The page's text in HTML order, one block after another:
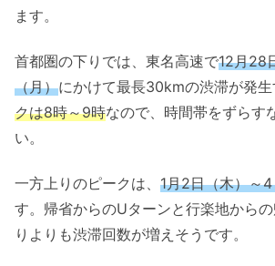
ます。
首都圏の下りでは、東名高速で12月28
（月）にかけて最長30kmの渋滞が発生
クは8時～9時なので、時間帯をずらす
い。
一方上りのピークは、 1月2日（木）～
す。帰省からのUターンと行楽地から
りよりも渋滞回数が増えそうです。